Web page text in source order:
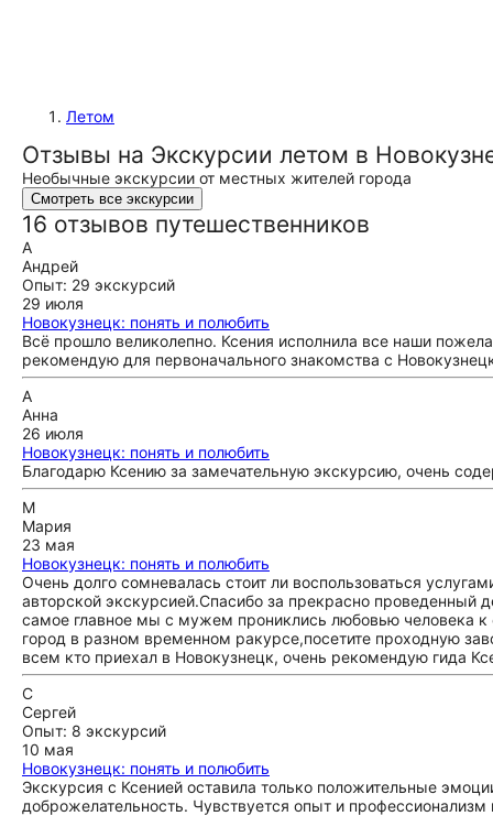
Летом
Отзывы на Экскурсии летом в
Необычные экскурсии от местных жителей города
Смотреть все экскурсии
16 отзывов путешественников
А
Андрей
Опыт: 29 экскурсий
29 июля
Новокузнецк: понять и полюбить
Всё прошло великолепно. Ксения исполнила все наши
рекомендую для первоначального знакомства с
А
Анна
26 июля
Новокузнецк: понять и полюбить
Благодарю Ксению за замечательную экскурсию, очень
М
Мария
23 мая
Новокузнецк: понять и полюбить
Очень долго сомневалась стоит ли воспользоваться
авторской экскурсией.Спасибо за прекрасно
самое главное мы с мужем прониклись любовью человека
город в разном временном ракурсе,посетите проходную
всем кто приехал в Новокузнецк, очень рекомендую гида
С
Сергей
Опыт: 8 экскурсий
10 мая
Новокузнецк: понять и полюбить
Экскурсия с Ксенией оставила только положительные
доброжелательность. Чувствуется опыт и